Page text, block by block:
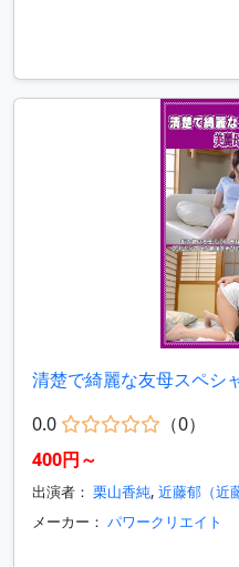
清楚で綺麗な友母スペシ
0.0
（0）
400円～
出演者： 栗山香純, 近藤郁（近
メーカー： パワークリエイト